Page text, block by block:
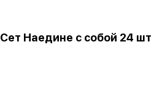
Сет Наедине с собой 24 шт